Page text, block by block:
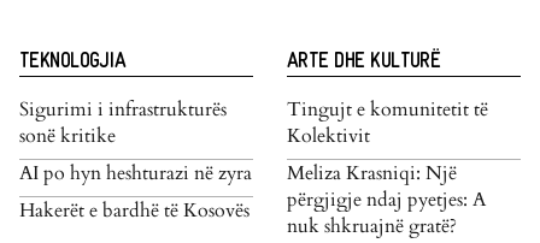
TEKNOLOGJIA
Sigurimi i infrastrukturës
sonë kritike
AI po hyn heshturazi në zyra
Hakerët e bardhë të Kosovës
ARTE DHE KULTURË
Tingujt e komunitetit të
Kolektivit
Meliza Krasniqi: Një
përgjigje ndaj pyetjes: A
nuk shkruajnë gratë?